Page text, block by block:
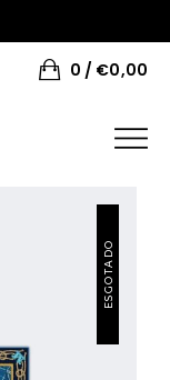
0 €0,00
NOVIDADES
ESGOTADO